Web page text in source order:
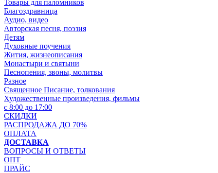
Товары для паломников
Благоздравница
Аудио, видео
Авторская песня, поэзия
Детям
Духовные поучения
Жития, жизнеописания
Монастыри и святыни
Песнопения, звоны, молитвы
Разное
Священное Писание, толкования
Художественные произведения, фильмы
с 8:00 до 17:00
СКИДКИ
РАСПРОДАЖА ДО 70%
ОПЛАТА
ДОСТАВКА
ВОПРОСЫ И ОТВЕТЫ
ОПТ
ПРАЙС